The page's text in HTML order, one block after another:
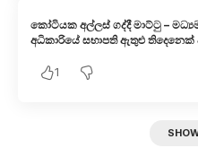
කෝටියක අල්ලස් ගද්දී මාට්ටු –
අධිකාරියේ සභාපති ඇතුළු තිදෙනෙක්
1